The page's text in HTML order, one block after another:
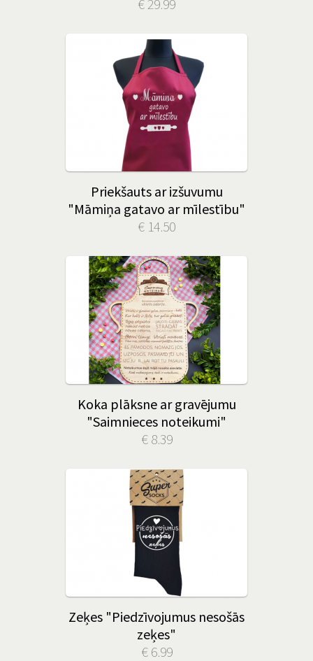
€ 29.99
Priekšauts ar izšuvumu
"Māmiņa gatavo ar mīlestību"
€ 14.50
Koka plāksne ar gravējumu
"Saimnieces noteikumi"
€ 8.39
Zeķes "Piedzīvojumus nesošās
zeķes"
€ 6.99